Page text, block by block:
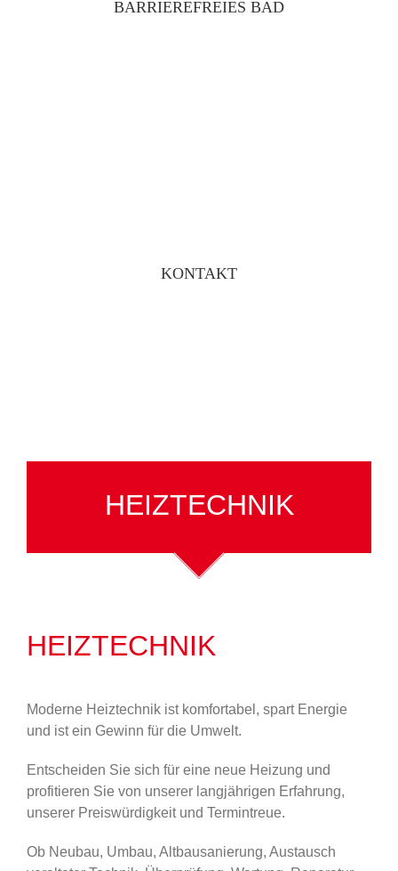
BARRIEREFREIES BAD
KONTAKT
HEIZTECHNIK
HEIZTECHNIK
Moderne Heiztechnik ist komfortabel, spart Energie
und ist ein Gewinn für die Umwelt.
Entscheiden Sie sich für eine neue Heizung und
profitieren Sie von unserer langjährigen Erfahrung,
unserer Preiswürdigkeit und Termintreue.
Ob Neubau, Umbau, Altbausanierung, Austausch